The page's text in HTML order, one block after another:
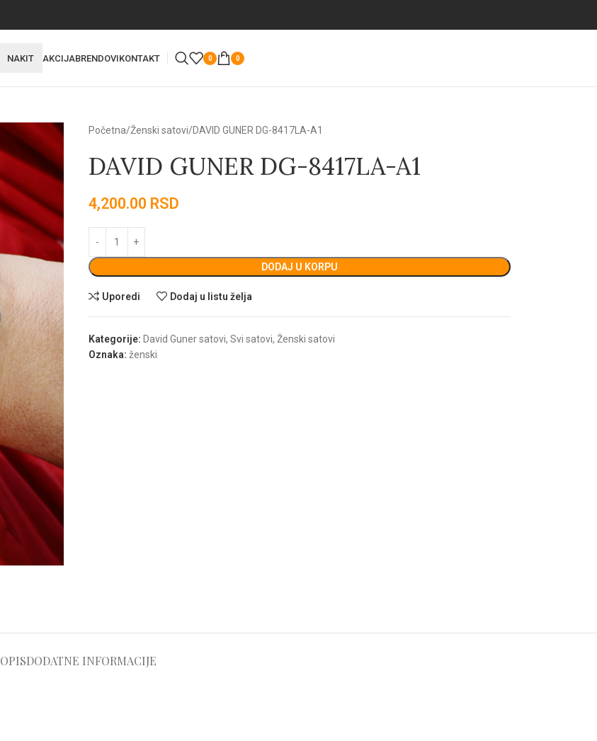
NAKIT AKCIJABRENDOVIKONTAKT 0 0
Početna Ženski satovi DAVID GUNER DG-8417LA-A1
DAVID GUNER DG-8417LA-A1
4,200.00 RSD
DODAJ U KORPU
Uporedi Dodaj u listu želja
Kategorije: David Guner satovi, Svi satovi, Ženski satovi
Oznaka: ženski
OPISDODATNE INFORMACIJE